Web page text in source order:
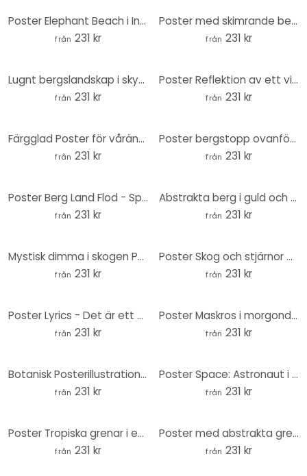
Poster Elephant Beach i Indien - Floder - Rund
från 231 kr
Poster med skimrande bergslandskap - SpaceFrog Designs
från 231 kr
Lugnt bergslandskap i skymningen Poster - SpaceFrog Designs - Round
från 231 kr
Poster Reflektion av ett vinterlandskap - SpaceFrog Designs - Round
från 231 kr
Färgglad Poster för våräng - SpaceFrog Designs - Round
från 231 kr
Poster bergstopp ovanför molnen - SpaceFrog Designs - Round
från 231 kr
Poster Berg Land Flod - SpaceFrog Designs - Rund
från 231 kr
Abstrakta berg i guld och blått Poster - SpaceFrog Designs - Round
från 231 kr
Mystisk dimma i skogen Poster - SpaceFrog Designs - Round
från 231 kr
Poster Skog och stjärnor på natten - SpaceFrog Designs - Rund
från 231 kr
Poster Lyrics - Det är ett slags magi - Runda
från 231 kr
Poster Maskros i morgondagg - Treechild - Round
från 231 kr
Botanisk Posterillustration av en kamelia - Walcott - Rund
från 231 kr
Poster Space: Astronaut i en båt - Nicebleed - Round
från 231 kr
Poster Tropiska grenar i ett mjukt färgspel - Costa - Rund
från 231 kr
Poster med abstrakta grenar med tropiskt utseende - Costa - Rund
från 231 kr